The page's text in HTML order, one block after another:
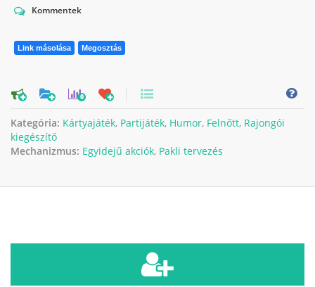
Kommentek
Link másolása Megosztás
0
Kategória: Kártyajáték, Partijáték, Humor, Felnőtt, Rajongói
kiegészítő
Mechanizmus: Egyidejű akciók, Pakli tervezés